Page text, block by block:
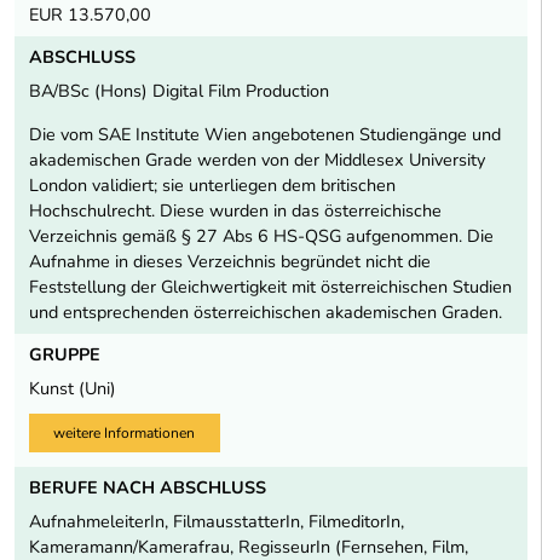
EUR 13.570,00
ABSCHLUSS
BA/BSc (Hons) Digital Film Production
Die vom SAE Institute Wien angebotenen Studiengänge und
akademischen Grade werden von der Middlesex University
London validiert; sie unterliegen dem britischen
Hochschulrecht. Diese wurden in das österreichische
Verzeichnis gemäß § 27 Abs 6 HS-QSG aufgenommen. Die
Aufnahme in dieses Verzeichnis begründet nicht die
Feststellung der Gleichwertigkeit mit österreichischen Studien
und entsprechenden österreichischen akademischen Graden.
GRUPPE
Kunst (Uni)
weitere Informationen
BERUFE NACH ABSCHLUSS
AufnahmeleiterIn, FilmausstatterIn, FilmeditorIn,
Kameramann/Kamerafrau, RegisseurIn (Fernsehen, Film,